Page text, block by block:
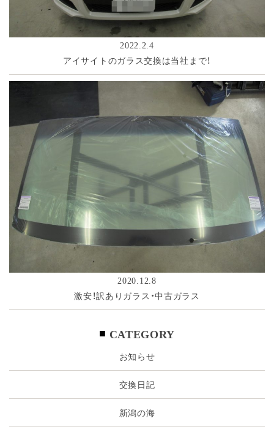
2022.2.4
アイサイトのガラス交換は当社まで！
2020.12.8
激安！訳ありガラス・中古ガラス
CATEGORY
お知らせ
交換日記
新潟の海